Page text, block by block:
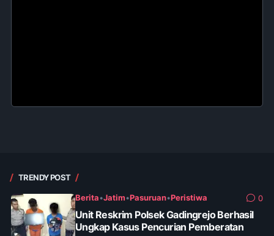
TRENDY POST
Berita•Jatim•Pasuruan•Peristiwa 0
Unit Reskrim Polsek Gadingrejo Berhasil
Ungkap Kasus Pencurian Pemberatan